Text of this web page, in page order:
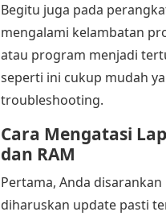
Begitu juga pada
mengalami kelambatan
atau program menjadi
seperti ini cukup mudah
troubleshooting.
Cara Mengatasi
dan RAM
Pertama, Anda
diharuskan update pasti